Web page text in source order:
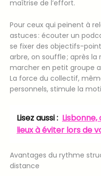
maîtrise de l’effort.
Pour ceux qui peinent à
astuces : écouter un
se fixer des objectifs-
arbre, on souffle ; après la
marcher en petit groupe
La force du collectif,
personnels, stimule la
Lisez aussi :
lieux à éviter lors de
Avantages du rythme
distance